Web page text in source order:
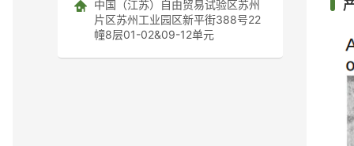
中国（江苏）自由贸易试验区苏州
片区苏州工业园区新平街388号22
幢8层01-02&09-12单元